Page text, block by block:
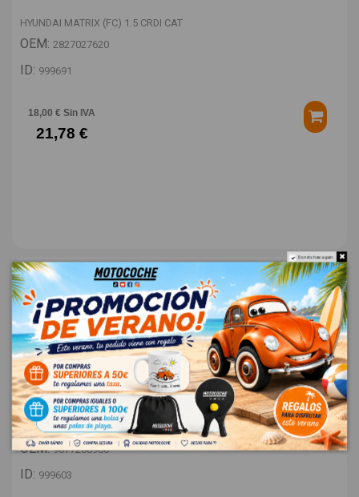
HYUNDAI MATRIX (FC) 1.5 CRDI CAT
OEM: 2827027620
ID: 999691
18,00 € Sin IVA
21,78 €
TAPA EXTERIOR COMBUSTIBLE 9677268980
PEUGEOT 308 STYLE
OEM:9677268980
ID: 999603
Do not show again.